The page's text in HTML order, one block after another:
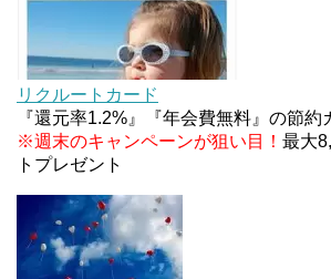
住信SBIネット銀行のデビット
2%還元！V NEOバンクデビッ
条件などまとめ
リクルートカード
『還元率1.2%』『年会費無料』の節約
※週末のキャンペーンが狙い目！ 最大
トプレゼント